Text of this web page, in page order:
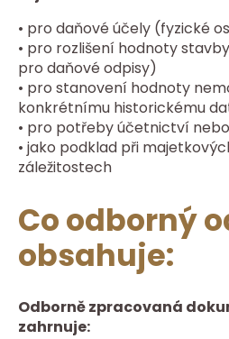
• pro daňové účely (fyzické
• pro rozlišení hodnoty
pro daňové odpisy)
• pro stanovení hodnoty
konkrétnímu historickému
• pro potřeby účetnictví
• jako podklad při
záležitostech
Co odborný
obsahuje:
Odborně zpracovaná
zahrnuje: